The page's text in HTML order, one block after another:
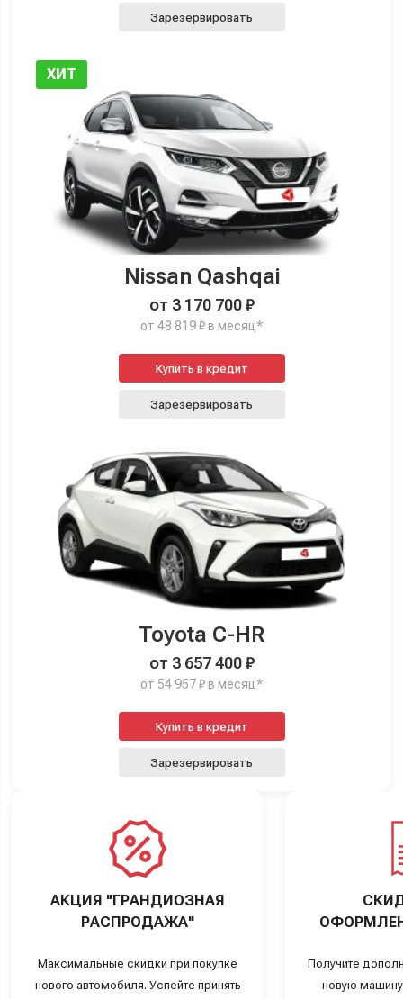
Зарезервировать
ХИТ
Nissan Qashqai
от 3 170 700 ₽
от 48 819 ₽ в месяц*
Купить в кредит
Зарезервировать
Toyota C-HR
от 3 657 400 ₽
от 54 957 ₽ в месяц*
Купить в кредит
Зарезервировать
АКЦИЯ "ГРАНДИОЗНАЯ
РАСПРОДАЖА"
Максимальные скидки при покупке
нового автомобиля. Успейте принять
Получите
новую